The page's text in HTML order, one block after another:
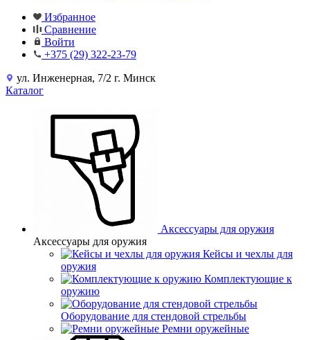
Избранное
Сравнение
Войти
+375 (29) 322-23-79
ул. Инженерная, 7/2 г. Минск
Каталог
Аксессуары для оружия
Аксессуары для оружия
Кейсы и чехлы для
оружия
Комплектующие к
оружию
Оборудование для стендовой стрельбы
Ремни оружейные